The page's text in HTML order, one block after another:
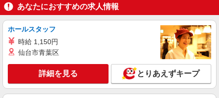
株式会社バイトレ（ADM814619）
コツコツ派歓迎｜見る・分ける・貼るだけ♪倉
時給1266円（就業先により異なる）
キープ 詳細を見る
あなたにおすすめの求人情報
ホールスタッフ
時給 1,150円
仙台市青葉区
詳細を見る とりあえずキープ